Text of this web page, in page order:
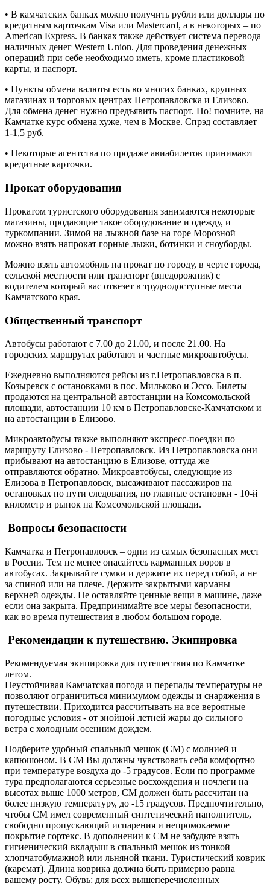
• В камчатских банках можно получить рубли или доллары по
кредитным карточкам Visa или Mastercard, а в некоторых – по
American Express. В банках также действует система перевода
наличных денег Western Union. Для проведения денежных
операций при себе необходимо иметь, кроме пластиковой
карты, и паспорт.
• Пункты обмена валюты есть во многих банках, крупных
магазинах и торговых центрах Петропавловска и Елизово.
Для обмена денег нужно предъявить паспорт. Но! помните, на
Камчатке курс обмена хуже, чем в Москве. Спрэд составляет
1-1,5 руб.
• Некоторые агентства по продаже авиабилетов принимают
кредитные карточки.
Прокат оборудования
Прокатом туристского оборудования занимаются некоторые
магазины, продающие такое оборудование и одежду, и
туркомпании. Зимой на лыжной базе на горе Морозной
можно взять напрокат горные лыжи, ботинки и сноуборды.
Можно взять автомобиль на прокат по городу, в черте города,
сельской местности или транспорт (внедорожник) с
водителем который вас отвезет в труднодоступные места
Камчатского края.
Общественный транспорт
Автобусы работают с 7.00 до 21.00, и после 21.00. На
городских маршрутах работают и частные микроавтобусы.
Ежедневно выполняются рейсы из г.Петропавловска в п.
Козыревск с остановками в пос. Мильково и Эссо. Билеты
продаются на центральной автостанции на Комсомольской
площади, автостанции 10 км в Петропавловске-Камчатском и
на автостанции в Елизово.
Микроавтобусы также выполняют экспресс-поездки по
маршруту Елизово - Петропавловск. Из Петропавловска они
прибывают на автостанцию в Елизове, оттуда же
отправляются обратно. Микроавтобусы, следующие из
Елизова в Петропавловск, высаживают пассажиров на
остановках по пути следования, но главные остановки - 10-й
километр и рынок на Комсомольской площади.
Вопросы безопасности
Камчатка и Петропавловск – одни из самых безопасных мест
в России. Тем не менее опасайтесь карманных воров в
автобусах. Закрывайте сумки и держите их перед собой, а не
за спиной или на плече. Держите закрытыми карманы
верхней одежды. Не оставляйте ценные вещи в машине, даже
если она закрыта. Предпринимайте все меры безопасности,
как во время путешествия в любом большом городе.
Рекомендации к путешествию. Экипировка
Рекомендуемая экипировка для путешествия по Камчатке
летом.
Неустойчивая Камчатская погода и перепады температуры не
позволяют ограничиться минимумом одежды и снаряжения в
путешествии. Приходится рассчитывать на все вероятные
погодные условия - от знойной летней жары до сильного
ветра с холодным осенним дождем.
Подберите удобный спальный мешок (СМ) с молнией и
капюшоном. В СМ Вы должны чувствовать себя комфортно
при температуре воздуха до -5 градусов. Если по программе
тура предполагаются серьезные восхождения и ночлеги на
высотах выше 1000 метров, СМ должен быть рассчитан на
более низкую температуру, до -15 градусов. Предпочтительно,
чтобы СМ имел современный синтетический наполнитель,
свободно пропускающий испарения и непромокаемое
покрытие гортекс. В дополнении к СМ не забудьте взять
гигиенический вкладыш в спальный мешок из тонкой
хлопчатобумажной или льняной ткани. Туристический коврик
(каремат). Длина коврика должна быть примерно равна
вашему росту. Обувь: для всех вышеперечисленных